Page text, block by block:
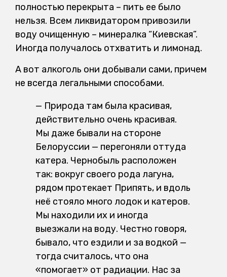
полностью перекрыта – пить ее было
нельзя. Всем ликвидатором привозили
воду очищенную – минералка “Киевская”.
Иногда получалось отхватить и лимонад.
А вот алкоголь они добывали сами, причем
не всегда легальными способами.
— Природа там была красивая,
действительно очень красивая.
Мы даже бывали на стороне
Белоруссии — перегоняли оттуда
катера. Чернобыль расположен
так: вокруг своего рода лагуна,
рядом протекает Припять, и вдоль
неё стояло много лодок и катеров.
Мы находили их и иногда
выезжали на воду. Честно говоря,
бывало, что ездили и за водкой —
тогда считалось, что она
«помогает» от радиации. Нас за